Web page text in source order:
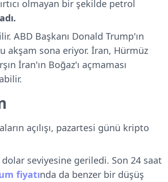
olmayan bir şekilde petrol
ABD Başkanı Donald Trump'ın
akşam sona eriyor. İran, Hürmüz
İran'ın Boğaz'ı açmaması
açılışı, pazartesi günü kripto
seviyesine geriledi. Son 24 saat
fiyatında da benzer bir düşüş